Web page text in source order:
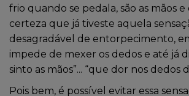
frio quando se pedala, são as mãos e
certeza que já tiveste aquela
desagradável de entorpecimento,
impede de mexer os dedos e até já
sinto as mãos”... “que dor nos dedos
Pois bem, é possível evitar essa